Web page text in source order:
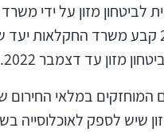
לביטחון מזון על ידי
הממשלה לשנת 2022 קבע משרד
מזון עד דצמבר 2022...
שיש לספק